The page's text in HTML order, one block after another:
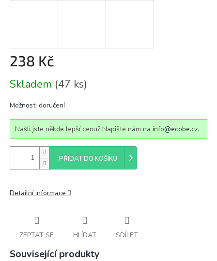
238 Kč
cena:
Skladem (47 ks)
Možnosti doručení
Našli jste někde lepší cenu? Napište nám na info@ecobe.cz.
PŘIDAT DO KOŠÍKU
Detailní informace
ZEPTAT SE HLÍDAT SDÍLET
Související produkty